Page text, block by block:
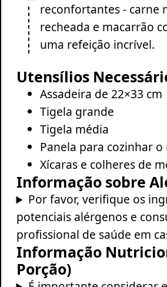
reconfortantes - carne
recheada e macarrão
uma refeição incrível.
Utensílios
Assadeira de 22×33 cm
Tigela grande
Tigela média
Panela para cozinhar
Xícaras e colheres de
Informação sobre
Por favor, verifique os
potenciais alérgenos e
profissional de saúde em
Informação
Porção)